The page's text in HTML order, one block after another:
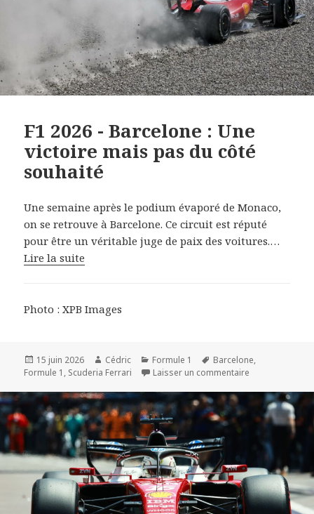
F1 2026 - Barcelone : Une
victoire mais pas du côté
souhaité
Une semaine après le podium évaporé de Monaco,
on se retrouve à Barcelone. Ce circuit est réputé
pour être un véritable juge de paix des voitures.…
Lire la suite
Photo : XPB Images
Publié
le
15 juin 2026 Auteur
Cédric Catégories
Formule 1
Mots-
clés
Barcelone,
Formule 1 , Scuderia Ferrari Laisser un commentaire